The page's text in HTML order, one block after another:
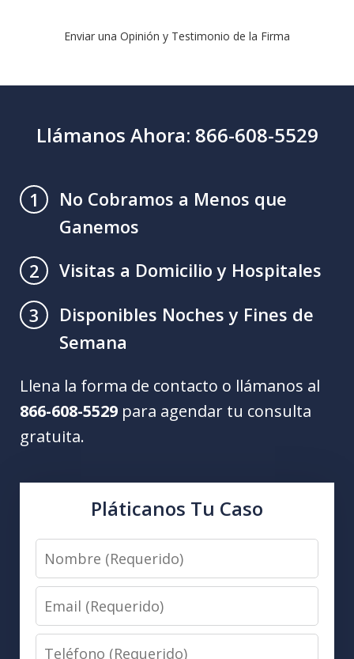
Enviar una Opinión y Testimonio de la Firma
Llámanos Ahora: 866-608-5529
1
No Cobramos a Menos que
Ganemos
2
Visitas a Domicilio y Hospitales
3
Disponibles Noches y Fines de
Semana
Llena la forma de contacto o llámanos al
866-608-5529 para agendar tu consulta
gratuita.
Pláticanos Tu Caso
Nombre
(Requerido)
Email
(Requerido)
Teléfono